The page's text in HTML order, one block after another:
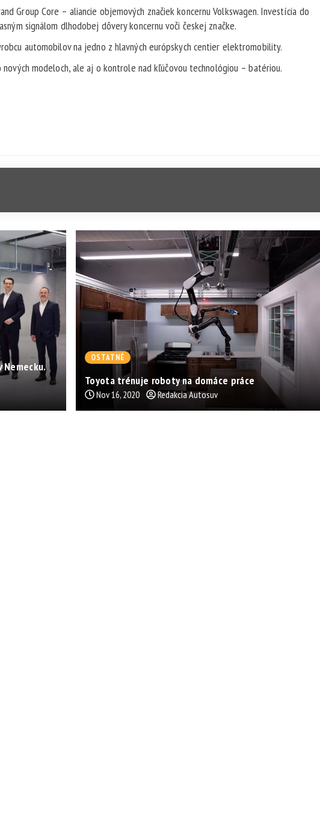
Group Core – aliancie objemových značiek koncernu Volkswagen. Investícia do
signálom dlhodobej dôvery koncernu voči českej značke.
automobilov na jedno z hlavných európskych centier elektromobility.
modeloch, ale aj o kontrole nad kľúčovou technológiou – batériou.
Nemecku.
OSTATNÉ
Toyota trénuje roboty na domáce práce
Nov 16, 2020 Redakcia Autosuv